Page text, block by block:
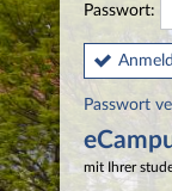
Passwort:
Passwort
mit Ihrer